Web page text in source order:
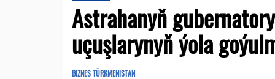
Astrahanyň
uçuşlarynyň ýola
BIZNES TÜRKMENISTAN